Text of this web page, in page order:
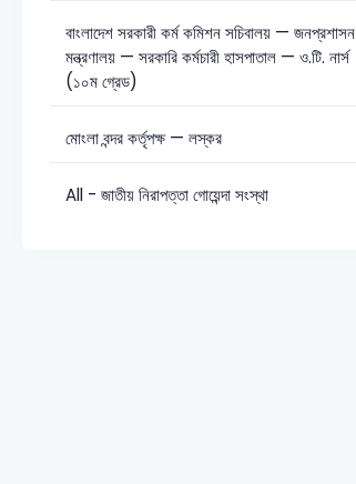
বাংলাদেশ সরকারী কর্ম কমিশন সচিবালয় — জনপ্রশাসন
মন্ত্রণালয় — সরকারি কর্মচারী হাসপাতাল — ও.টি. নার্স
(১০ম গ্রেড)
মোংলা বন্দর কর্তৃপক্ষ — লস্কর
All - জাতীয় নিরাপত্তা গোয়েন্দা সংস্থা